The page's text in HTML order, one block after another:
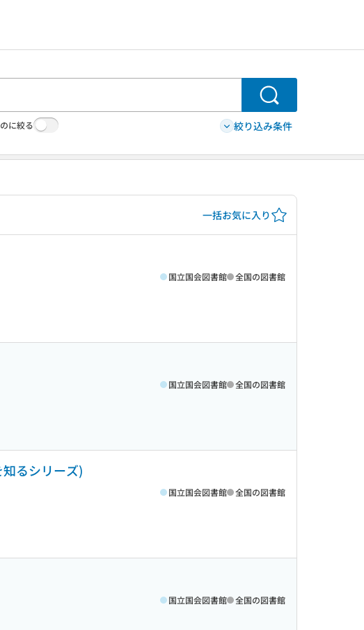
検索
に絞る 絞り込み条件
一括お気に入り
国立国会図書館 全国の図書館
国立国会図書館 全国の図書館
るシリーズ)
国立国会図書館 全国の図書館
国立国会図書館 全国の図書館